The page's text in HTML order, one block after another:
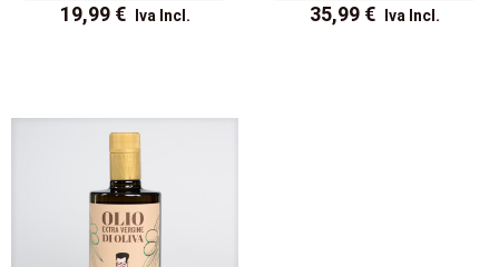
19,99 € 35,99 €